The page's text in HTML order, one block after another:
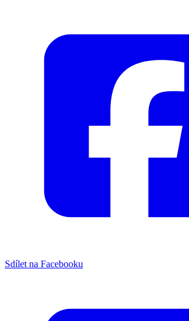
Sdílet na Facebooku